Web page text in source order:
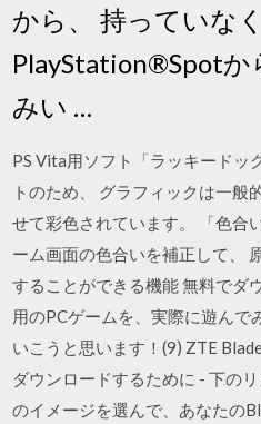
から、 持っていな
PlayStation®Spotか
みい …
PS Vita用ソフト「ラッキードッ
トのため、 グラフィックは一般
せて彩色されています。 「色合
ーム画面の色合いを補正して、
することができる機能 無料でダ
用のPCゲームを、実際に遊んで
いこうと思います！(9) ZTE
ダウンロードするために - 下の
のイメージを選んで、あなたの